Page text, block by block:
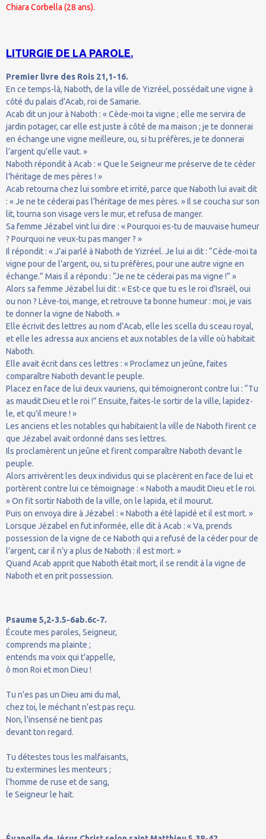
Chiara Corbella (28 ans).
LITURGIE DE LA PAROLE.
Premier livre des Rois 21,1-16.
En ce temps-là, Naboth, de la ville de Yizréel, possédait une vigne à
côté du palais d’Acab, roi de Samarie.
Acab dit un jour à Naboth : « Cède-moi ta vigne ; elle me servira de
jardin potager, car elle est juste à côté de ma maison ; je te donnerai
en échange une vigne meilleure, ou, si tu préfères, je te donnerai
l’argent qu’elle vaut. »
Naboth répondit à Acab : « Que le Seigneur me préserve de te céder
l’héritage de mes pères ! »
Acab retourna chez lui sombre et irrité, parce que Naboth lui avait dit
: « Je ne te céderai pas l’héritage de mes pères. » Il se coucha sur son
lit, tourna son visage vers le mur, et refusa de manger.
Sa femme Jézabel vint lui dire : « Pourquoi es-tu de mauvaise humeur
? Pourquoi ne veux-tu pas manger ? »
Il répondit : « J’ai parlé à Naboth de Yizréel. Je lui ai dit : “Cède-moi ta
vigne pour de l’argent, ou, si tu préfères, pour une autre vigne en
échange.” Mais il a répondu : “Je ne te céderai pas ma vigne !” »
Alors sa femme Jézabel lui dit : « Est-ce que tu es le roi d’Israël, oui
ou non ? Lève-toi, mange, et retrouve ta bonne humeur : moi, je vais
te donner la vigne de Naboth. »
Elle écrivit des lettres au nom d’Acab, elle les scella du sceau royal,
et elle les adressa aux anciens et aux notables de la ville où habitait
Naboth.
Elle avait écrit dans ces lettres : « Proclamez un jeûne, faites
comparaître Naboth devant le peuple.
Placez en face de lui deux vauriens, qui témoigneront contre lui : “Tu
as maudit Dieu et le roi !” Ensuite, faites-le sortir de la ville, lapidez-
le, et qu’il meure ! »
Les anciens et les notables qui habitaient la ville de Naboth firent ce
que Jézabel avait ordonné dans ses lettres.
Ils proclamèrent un jeûne et firent comparaître Naboth devant le
peuple.
Alors arrivèrent les deux individus qui se placèrent en face de lui et
portèrent contre lui ce témoignage : « Naboth a maudit Dieu et le roi.
» On fit sortir Naboth de la ville, on le lapida, et il mourut.
Puis on envoya dire à Jézabel : « Naboth a été lapidé et il est mort. »
Lorsque Jézabel en fut informée, elle dit à Acab : « Va, prends
possession de la vigne de ce Naboth qui a refusé de la céder pour de
l’argent, car il n’y a plus de Naboth : il est mort. »
Quand Acab apprit que Naboth était mort, il se rendit à la vigne de
Naboth et en prit possession.
Psaume 5,2-3.5-6ab.6c-7.
Écoute mes paroles, Seigneur,
comprends ma plainte ;
entends ma voix qui t'appelle,
ô mon Roi et mon Dieu !
Tu n'es pas un Dieu ami du mal,
chez toi, le méchant n'est pas reçu.
Non, l'insensé ne tient pas
devant ton regard.
Tu détestes tous les malfaisants,
tu extermines les menteurs ;
l'homme de ruse et de sang,
le Seigneur le hait.